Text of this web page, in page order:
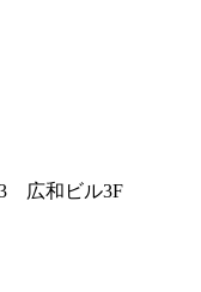
広和ビル3F